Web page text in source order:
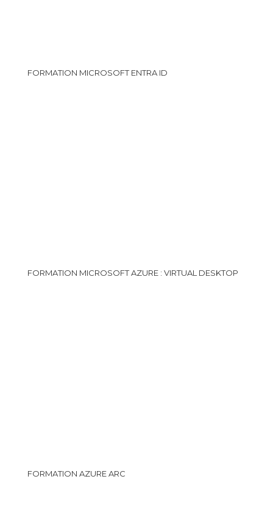
FORMATION MICROSOFT ENTRA ID
FORMATION MICROSOFT AZURE : VIRTUAL DESKTOP
FORMATION AZURE ARC